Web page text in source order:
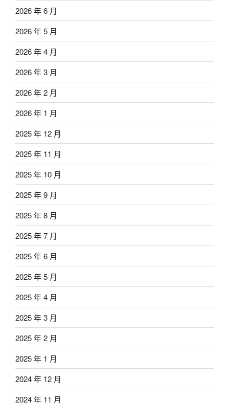
2026 年 6 月
2026 年 5 月
2026 年 4 月
2026 年 3 月
2026 年 2 月
2026 年 1 月
2025 年 12 月
2025 年 11 月
2025 年 10 月
2025 年 9 月
2025 年 8 月
2025 年 7 月
2025 年 6 月
2025 年 5 月
2025 年 4 月
2025 年 3 月
2025 年 2 月
2025 年 1 月
2024 年 12 月
2024 年 11 月